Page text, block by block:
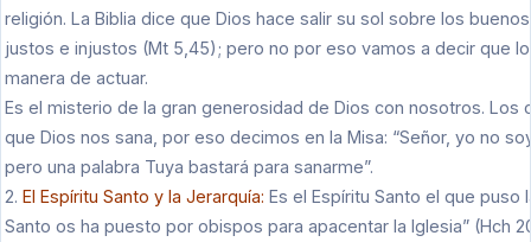
religión. La Biblia dice que Dios hace salir su sol sobre los
justos e injustos (Mt 5,45); pero no por eso vamos a decir que
manera de actuar.
Es el misterio de la gran generosidad de Dios con nosotros.
que Dios nos sana, por eso decimos en la Misa: “Señor, yo no
pero una palabra Tuya bastará para sanarme”.
2. El Espíritu Santo y la Jerarquía: Es el Espíritu Santo el que puso
Santo os ha puesto por obispos para apacentar la Iglesia” (Hch